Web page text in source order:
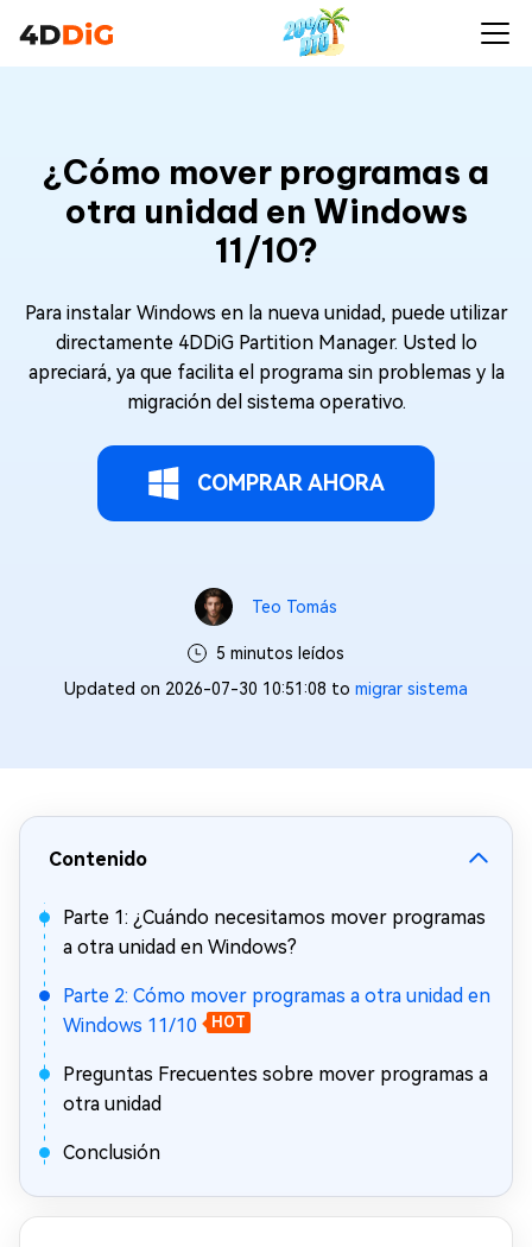
¿Cómo mover programas a
otra unidad en Windows
11/10?
Para instalar Windows en la nueva unidad, puede utilizar
directamente 4DDiG Partition Manager. Usted lo
apreciará, ya que facilita el programa sin problemas y la
migración del sistema operativo.
COMPRAR AHORA
Teo Tomás
5 minutos leídos
Updated on 2026-07-30 10:51:08 to migrar sistema
Contenido
Parte 1: ¿Cuándo necesitamos mover programas
a otra unidad en Windows?
Parte 2: Cómo mover programas a otra unidad en
Windows 11/10
HOT
Preguntas Frecuentes sobre mover programas a
otra unidad
Conclusión